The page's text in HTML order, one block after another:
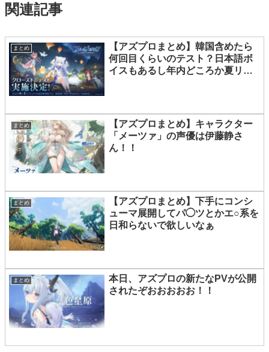
関連記事
まとめ
【アズプロまとめ】韓国含めたら
何回目くらいのテスト？日本語ボ
イスもあるし年内どころか夏リリ
まとめ
【アズプロまとめ】キャラクター
「メーツァ」の声優は伊藤静さ
ん！！
まとめ
【アズプロまとめ】下手にコンシ
ューマ展開してパ◯ツとかエ○系を
日和らないで欲しいなぁ
まとめ
本日、アズプロの新たなPVが公開
されたぞおおおおお！！